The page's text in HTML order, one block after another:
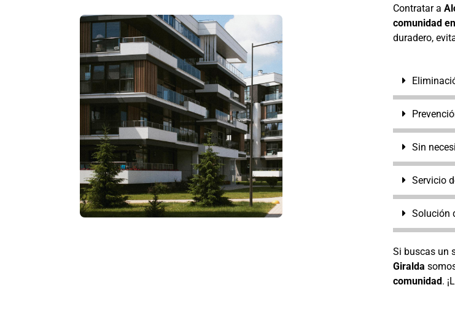
Contratar a
comunidad
duradero,
Sin
Servicio
Solución
Si buscas un
Giralda
comunidad .